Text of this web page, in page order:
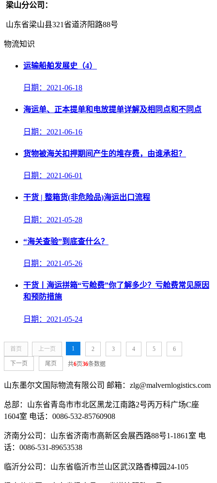
梁山分公司：
山东省梁山县321省道济阳路88号
物流知识
运输船舶发展史（4）
日期：2021-06-18
海运单、正本提单和电放提单详解及相同点和不同点
日期：2021-06-16
货物被海关扣押期间产生的堆存费，由谁承担？
日期：2021-06-01
干货 | 整箱货(非危险品)海运出口流程
日期：2021-05-28
“海关查验”到底查什么？
日期：2021-05-26
干货丨海运拼箱“亏舱费”你了解多少？亏舱费常见原因
和预防措施
日期：2021-05-24
首页 上一页 1 2 3 4 5 6
下一页 尾页 共6页36条数据
山东墨尔文国际物流有限公司 邮箱：zlg@malvernlogistics.com
总部：山东省青岛市市北区黑龙江南路2号丙万科广场C座
1604室 电话：0086-532-85760908
济南分公司：山东省济南市高新区会展西路88号1-1861室 电
话：0086-531-89653538
临沂分公司：山东省临沂市兰山区武汉路香樟园24-105